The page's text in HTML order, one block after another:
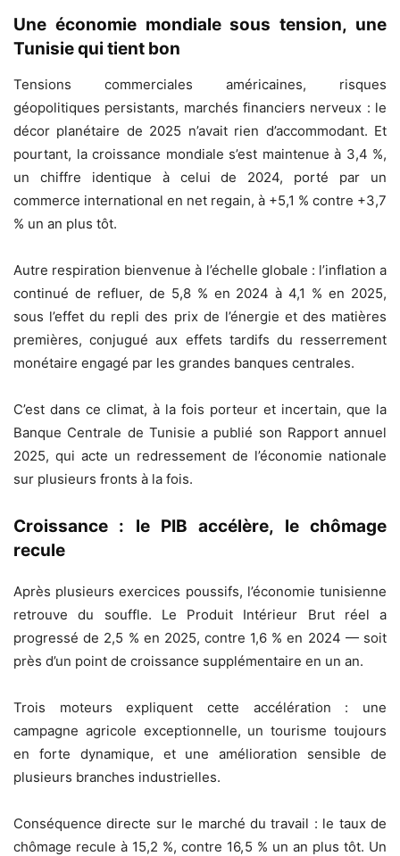
Une économie mondiale sous tension, une
Tunisie qui tient bon
Tensions commerciales américaines, risques
géopolitiques persistants, marchés financiers nerveux : le
décor planétaire de 2025 n’avait rien d’accommodant. Et
pourtant, la croissance mondiale s’est maintenue à 3,4 %,
un chiffre identique à celui de 2024, porté par un
commerce international en net regain, à +5,1 % contre +3,7
% un an plus tôt.
Autre respiration bienvenue à l’échelle globale : l’inflation a
continué de refluer, de 5,8 % en 2024 à 4,1 % en 2025,
sous l’effet du repli des prix de l’énergie et des matières
premières, conjugué aux effets tardifs du resserrement
monétaire engagé par les grandes banques centrales.
C’est dans ce climat, à la fois porteur et incertain, que la
Banque Centrale de Tunisie a publié son Rapport annuel
2025, qui acte un redressement de l’économie nationale
sur plusieurs fronts à la fois.
Croissance : le PIB accélère, le chômage
recule
Après plusieurs exercices poussifs, l’économie tunisienne
retrouve du souffle. Le Produit Intérieur Brut réel a
progressé de 2,5 % en 2025, contre 1,6 % en 2024 — soit
près d’un point de croissance supplémentaire en un an.
Trois moteurs expliquent cette accélération : une
campagne agricole exceptionnelle, un tourisme toujours
en forte dynamique, et une amélioration sensible de
plusieurs branches industrielles.
Conséquence directe sur le marché du travail : le taux de
chômage recule à 15,2 %, contre 16,5 % un an plus tôt. Un